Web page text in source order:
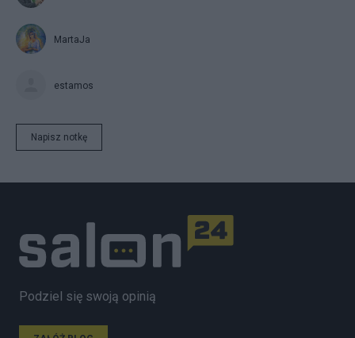
MartaJa
estamos
Napisz notkę
Podziel się swoją opinią